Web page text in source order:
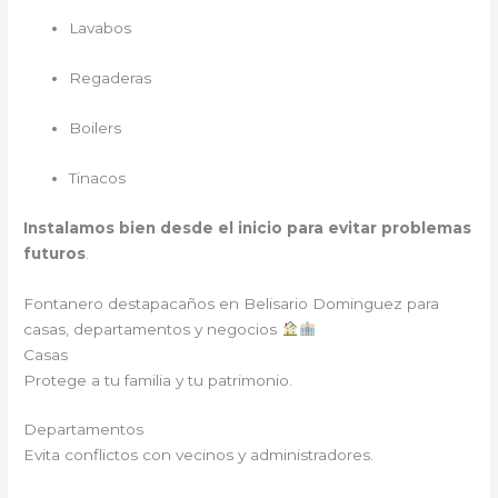
Lavabos
Regaderas
Boilers
Tinacos
Instalamos bien desde el inicio para evitar problemas
futuros
Fontanero destapacaños en Belisario Dominguez para
casas, departamentos y negocios
Casas
Protege a tu familia y tu patrimonio.
Departamentos
Evita conflictos con vecinos y administradores.